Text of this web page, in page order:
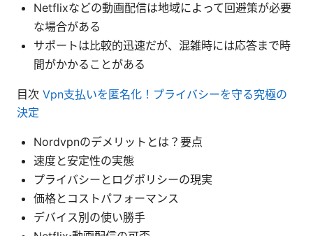
Netflixなどの動画配信は地域によって回避策が必要
な場合がある
サポートは比較的迅速だが、混雑時には応答まで時
間がかかることがある
目次 Vpn支払いを匿名化！プライバシーを守る究極の
決定
Nordvpnのデメリットとは？要点
速度と安定性の実態
プライバシーとログポリシーの現実
価格とコストパフォーマンス
デバイス別の使い勝手